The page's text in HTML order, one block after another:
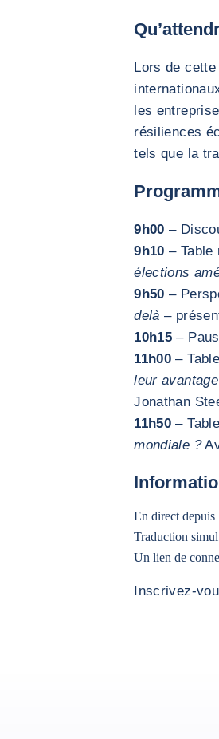
Lors de
les
résiliences
tels que la
9h00 –
9h10 – Table
élections
9h50 –
delà –
10h15 –
11h00 –
leur
Jonathan
11h50 –
mondiale ?
En direct
Traduction
Un lien de
Inscrivez-